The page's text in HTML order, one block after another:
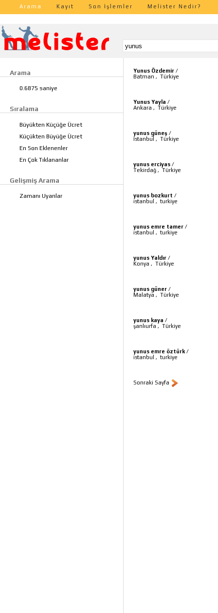
Arama Kayıt Son İşlemler Melister Nedir?
Arama
0.6875 saniye
Sıralama
Büyükten Küçüğe Ücret
Küçükten Büyüğe Ücret
En Son Eklenenler
En Çok Tıklananlar
Gelişmiş Arama
Zamanı Uyanlar
Yunus Özdemir /
Batman , Türkiye
Yunus Yayla /
Ankara , Türkiye
yunus güneş /
İstanbul , Türkiye
yunus erciyas /
Tekirdağ , Türkiye
yunus bozkurt /
istanbul ,turkiye
yunus emre tamer /
istanbul ,turkiye
yunus Yaldır /
Konya , Türkiye
yunus güner /
Malatya , Türkiye
yunus kaya /
şanlıurfa , Türkiye
yunus emre öztürk /
istanbul ,turkiye
Sonraki Sayfa